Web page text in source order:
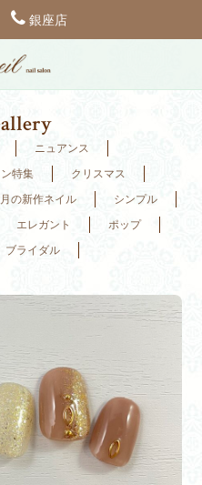
銀座店
ニュアンス
特集
クリスマス
の新作ネイル
シンプル
エレガント
ポップ
ブライダル